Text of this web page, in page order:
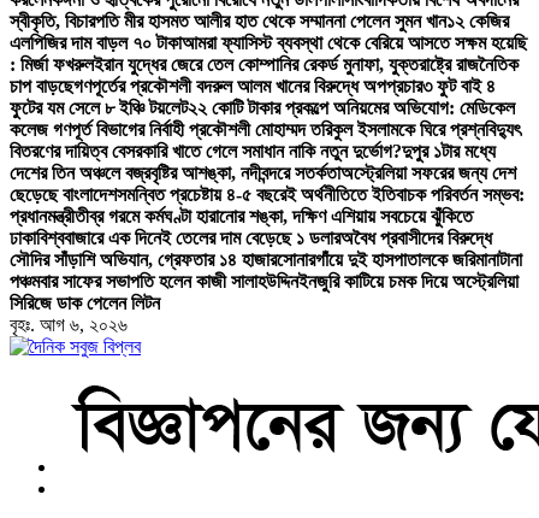
স্বীকৃতি, বিচারপতি মীর হাসমত আলীর হাত থেকে সম্মাননা পেলেন সুমন খান১২ কেজির
এলপিজির দাম বাড়ল ৭০ টাকাআমরা ফ্যাসিস্ট ব্যবস্থা থেকে বেরিয়ে আসতে সক্ষম হয়েছি
: মির্জা ফখরুলইরান যুদ্ধের জেরে তেল কোম্পানির রেকর্ড মুনাফা, যুক্তরাষ্ট্রে রাজনৈতিক
চাপ বাড়ছেগণপূর্তের প্রকৌশলী বদরুল আলম খানের বিরুদ্ধে অপপ্রচার৩ ফুট বাই ৪
ফুটের যম সেলে ৮ ইঞ্চি টয়লেট২২ কোটি টাকার প্রকল্পে অনিয়মের অভিযোগ: মেডিকেল
কলেজ গণপূর্ত বিভাগের নির্বাহী প্রকৌশলী মোহাম্মদ তরিকুল ইসলামকে ঘিরে প্রশ্নবিদ্যুৎ
বিতরণের দায়িত্ব বেসরকারি খাতে গেলে সমাধান নাকি নতুন দুর্ভোগ?দুপুর ১টার মধ্যে
দেশের তিন অঞ্চলে বজ্রবৃষ্টির আশঙ্কা, নদীবন্দরে সতর্কতাঅস্ট্রেলিয়া সফরের জন্য দেশ
ছেড়েছে বাংলাদেশসমন্বিত প্রচেষ্টায় ৪-৫ বছরেই অর্থনীতিতে ইতিবাচক পরিবর্তন সম্ভব:
প্রধানমন্ত্রীতীব্র গরমে কর্মঘণ্টা হারানোর শঙ্কা, দক্ষিণ এশিয়ায় সবচেয়ে ঝুঁকিতে
ঢাকাবিশ্ববাজারে এক দিনেই তেলের দাম বেড়েছে ১ ডলারঅবৈধ প্রবাসীদের বিরুদ্ধে
সৌদির সাঁড়াশি অভিযান, গ্রেফতার ১৪ হাজারসোনারগাঁয়ে দুই হাসপাতালকে জরিমানাটানা
পঞ্চমবার সাফের সভাপতি হলেন কাজী সালাহউদ্দিনইনজুরি কাটিয়ে চমক দিয়ে অস্ট্রেলিয়া
সিরিজে ডাক পেলেন লিটন
বৃহঃ. আগ ৬, ২০২৬
বাংলা নিউজ পেপার